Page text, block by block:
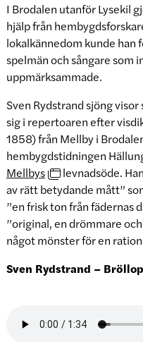
I Brodalen utanför Lysekil
hjälp från
lokalkännedom kunde
spelmän och sångare som
uppmärksammade.
Sven Rydstrand sjöng
sig i repertoaren efter
1858) från Mellby i
hembygdstidningen
Mellbys
levnadsöde.
av rätt betydande mått”
”en frisk ton från fädernas
”original, en drömmare
något mönster för en
Sven Rydstrand –